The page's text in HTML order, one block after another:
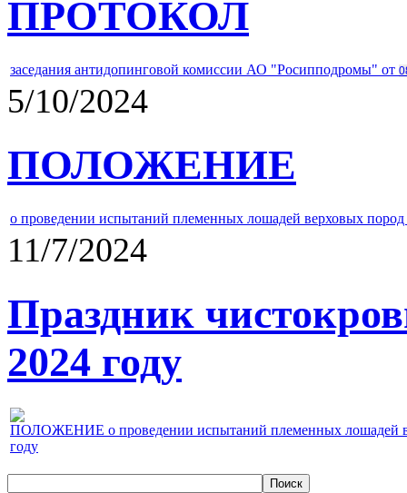
ПРОТОКОЛ
заседания антидопинговой комиссии АО "Росипподромы" от
5/10/2024
ПОЛОЖЕНИЕ
о проведении испытаний племенных лошадей верховых
11/7/2024
Праздник
2024 году
ПОЛОЖЕНИЕ о проведении испытаний племенных лошадей
году